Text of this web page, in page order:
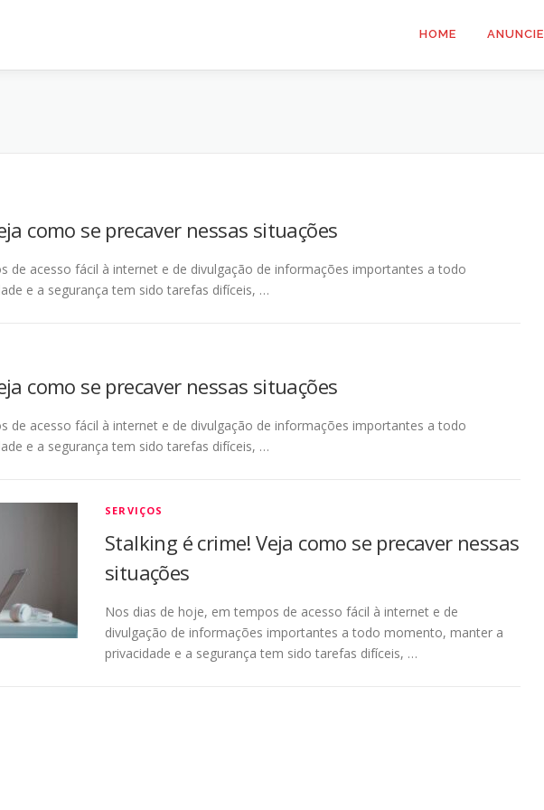
HOME ANUNCIE
como se precaver nessas situações
de acesso fácil à internet e de divulgação de informações importantes a todo
e a segurança tem sido tarefas difíceis, …
como se precaver nessas situações
de acesso fácil à internet e de divulgação de informações importantes a todo
e a segurança tem sido tarefas difíceis, …
SERVIÇOS
Stalking é crime! Veja como se precaver nessas
situações
Nos dias de hoje, em tempos de acesso fácil à internet e de
divulgação de informações importantes a todo momento, manter a
privacidade e a segurança tem sido tarefas difíceis, …